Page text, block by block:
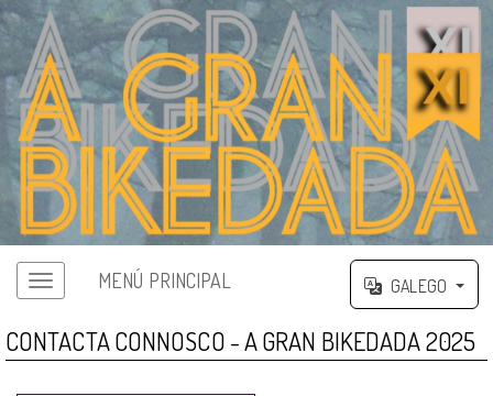
MENÚ PRINCIPAL GALEGO
CONTACTA CONNOSCO - A GRAN BIKEDADA 2025